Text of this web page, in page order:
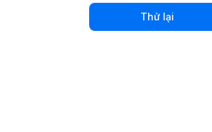
Thử lại